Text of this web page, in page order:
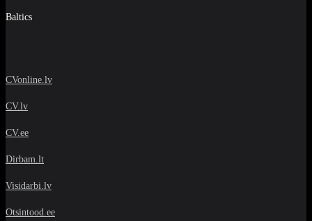
Baltics
CVonline.lv
CV.lv
CV.ee
Dirbam.lt
Visidarbi.lv
Otsintood.ee